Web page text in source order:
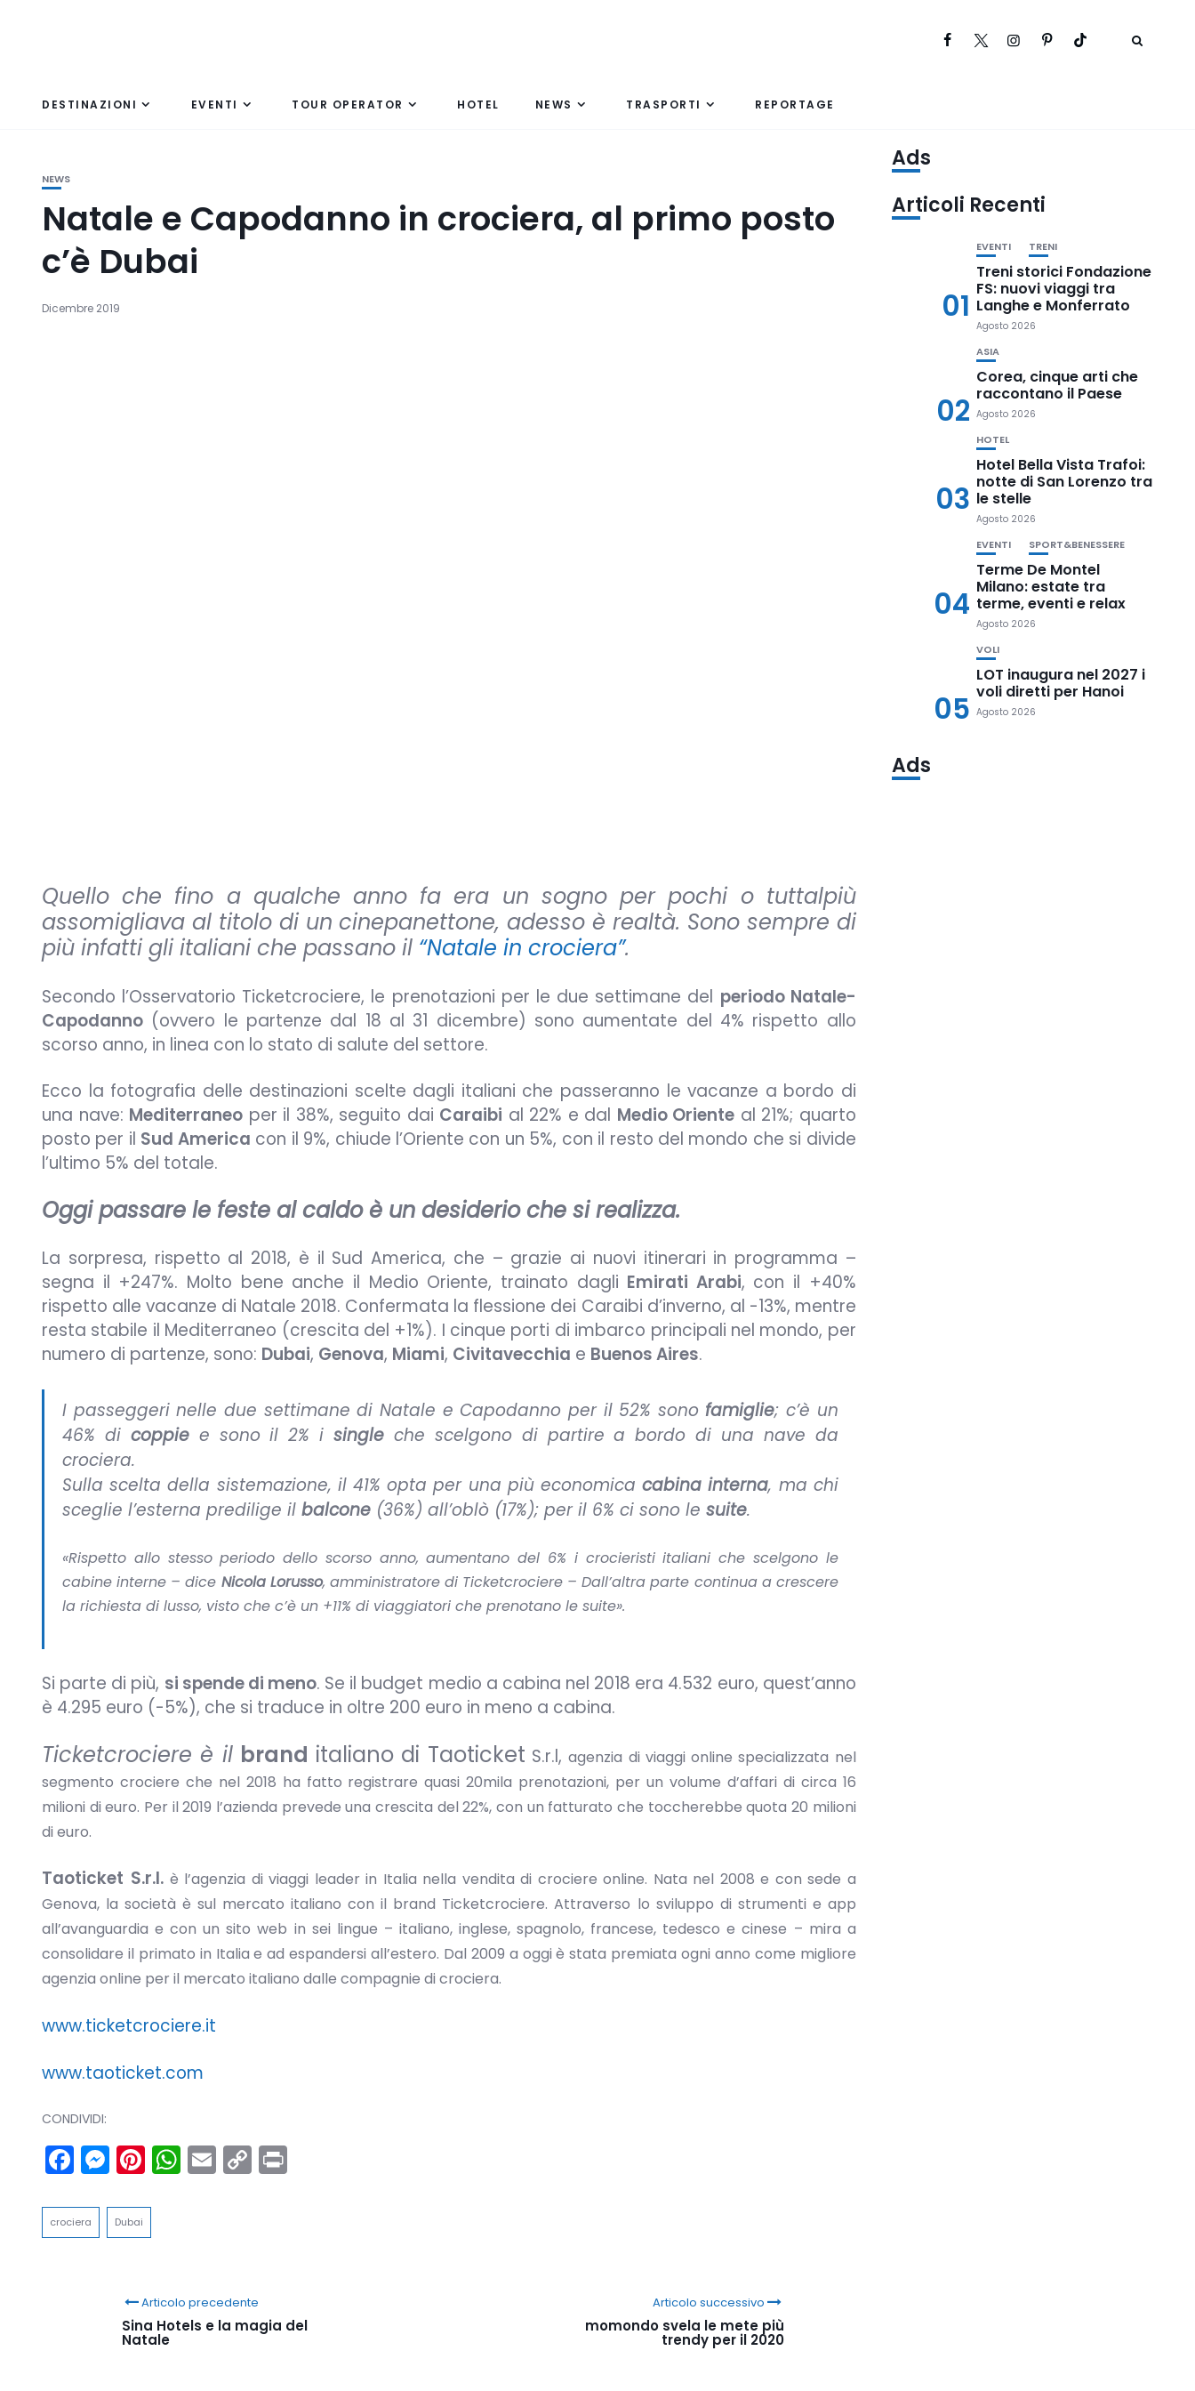
DESTINAZIONI EVENTI TOUR OPERATOR HOTEL NEWS TRASPORTI REPORTAGE
NEWS
Natale e Capodanno in crociera, al primo posto
c’è Dubai
Dicembre 2019
Quello che fino a qualche anno fa era un sogno per pochi o tuttalpiù
assomigliava al titolo di un cinepanettone, adesso è realtà. Sono sempre di
più infatti gli italiani che passano il “Natale in crociera”.
Secondo l’Osservatorio Ticketcrociere, le prenotazioni per le due settimane del periodo Natale-
Capodanno (ovvero le partenze dal 18 al 31 dicembre) sono aumentate del 4% rispetto allo
scorso anno, in linea con lo stato di salute del settore.
Ecco la fotografia delle destinazioni scelte dagli italiani che passeranno le vacanze a bordo di
una nave: Mediterraneo per il 38%, seguito dai Caraibi al 22% e dal Medio Oriente al 21%; quarto
posto per il Sud America con il 9%, chiude l’Oriente con un 5%, con il resto del mondo che si divide
l’ultimo 5% del totale.
Oggi passare le feste al caldo è un desiderio che si realizza.
La sorpresa, rispetto al 2018, è il Sud America, che – grazie ai nuovi itinerari in programma –
segna il +247%. Molto bene anche il Medio Oriente, trainato dagli Emirati Arabi, con il +40%
rispetto alle vacanze di Natale 2018. Confermata la flessione dei Caraibi d’inverno, al -13%, mentre
resta stabile il Mediterraneo (crescita del +1%). I cinque porti di imbarco principali nel mondo, per
numero di partenze, sono: Dubai, Genova, Miami, Civitavecchia e Buenos Aires.
I passeggeri nelle due settimane di Natale e Capodanno per il 52% sonofamiglie; c’è un
46% di coppiee sono il 2% i single che scelgono di partire a bordo di una nave da
crociera.
Sulla scelta della sistemazione, il 41% opta per una più economicacabina interna, ma chi
sceglie l’esterna predilige il balcone (36%) all’oblò (17%); per il 6% ci sono le suite.
«Rispetto allo stesso periodo dello scorso anno, aumentano del 6% i crocieristi italiani che scelgono le
cabine interne – dice Nicola Lorusso, amministratore di Ticketcrociere – Dall’altra parte continua a crescere
la richiesta di lusso, visto che c’è un +11% di viaggiatori che prenotano le suite».
Si parte di più, si spende di meno. Se il budget medio a cabina nel 2018 era 4.532 euro, quest’anno
è 4.295 euro (-5%), che si traduce in oltre 200 euro in meno a cabina.
Ticketcrociere è il brand italiano di Taoticket S.r.l,agenzia di viaggi online specializzata nel
segmento crociere che nel 2018 ha fatto registrare quasi 20mila prenotazioni, per un volume d’affari di circa 16
milioni di euro. Per il 2019 l’azienda prevede una crescita del 22%, con un fatturato che toccherebbe quota 20 milioni
di euro.
Taoticket S.r.l. è l’agenzia di viaggi leader in Italia nella vendita di crociere online. Nata nel 2008 e con sede a
Genova, la società è sul mercato italiano con il brand Ticketcrociere. Attraverso lo sviluppo di strumenti e app
all’avanguardia e con un sito web in sei lingue – italiano, inglese, spagnolo, francese, tedesco e cinese – mira a
consolidare il primato in Italia e ad espandersi all’estero. Dal 2009 a oggi è stata premiata ogni anno come migliore
agenzia online per il mercato italiano dalle compagnie di crociera.
www.ticketcrociere.it
www.taoticket.com
CONDIVIDI:
Facebook
Messenger
Pinterest
WhatsApp
Email
Copy
crociera Dubai
Articolo precedente
Sina Hotels e la magia del
Natale
Articolo successivo
momondo svela le mete più
trendy per il 2020
Ads
Articoli Recenti
01
EVENTI TRENI
Treni storici Fondazione
FS: nuovi viaggi tra
Langhe e Monferrato
Agosto 2026
02
ASIA
Corea, cinque arti che
raccontano il Paese
Agosto 2026
03
HOTEL
Hotel Bella Vista Trafoi:
notte di San Lorenzo tra
le stelle
Agosto 2026
04
EVENTI SPORT&BENESSERE
Terme De Montel
Milano: estate tra
terme, eventi e relax
Agosto 2026
05
VOLI
LOT inaugura nel 2027 i
voli diretti per Hanoi
Agosto 2026
Ads